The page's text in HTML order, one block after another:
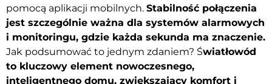
pomocą aplikacji mobilnych. Stabilność połączenia
jest szczególnie ważna dla systemów alarmowych
i monitoringu, gdzie każda sekunda ma znaczenie.
Jak podsumować to jednym zdaniem? Światłowód
to kluczowy element nowoczesnego,
inteligentnego domu, zwiększający komfort i